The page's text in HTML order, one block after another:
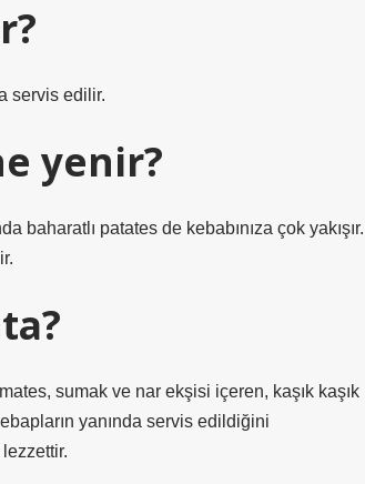
servis edilir.
yenir?
baharatlı patates de kebabınıza çok yakışır.
sumak ve nar ekşisi içeren, kaşık kaşık
yanında servis edildiğini